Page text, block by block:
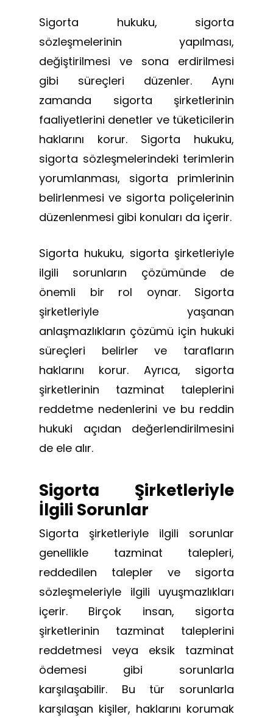
Sigorta hukuku, sigorta
sözleşmelerinin yapılması,
değiştirilmesi ve sona erdirilmesi
gibi süreçleri düzenler. Aynı
zamanda sigorta şirketlerinin
faaliyetlerini denetler ve tüketicilerin
haklarını korur. Sigorta hukuku,
sigorta sözleşmelerindeki terimlerin
yorumlanması, sigorta primlerinin
belirlenmesi ve sigorta poliçelerinin
düzenlenmesi gibi konuları da içerir.
Sigorta hukuku, sigorta şirketleriyle
ilgili sorunların çözümünde de
önemli bir rol oynar. Sigorta
şirketleriyle yaşanan
anlaşmazlıkların çözümü için hukuki
süreçleri belirler ve tarafların
haklarını korur. Ayrıca, sigorta
şirketlerinin tazminat taleplerini
reddetme nedenlerini ve bu reddin
hukuki açıdan değerlendirilmesini
de ele alır.
Sigorta Şirketleriyle
İlgili Sorunlar
Sigorta şirketleriyle ilgili sorunlar
genellikle tazminat talepleri,
reddedilen talepler ve sigorta
sözleşmeleriyle ilgili uyuşmazlıkları
içerir. Birçok insan, sigorta
şirketlerinin tazminat taleplerini
reddetmesi veya eksik tazminat
ödemesi gibi sorunlarla
karşılaşabilir. Bu tür sorunlarla
karşılaşan kişiler, haklarını korumak